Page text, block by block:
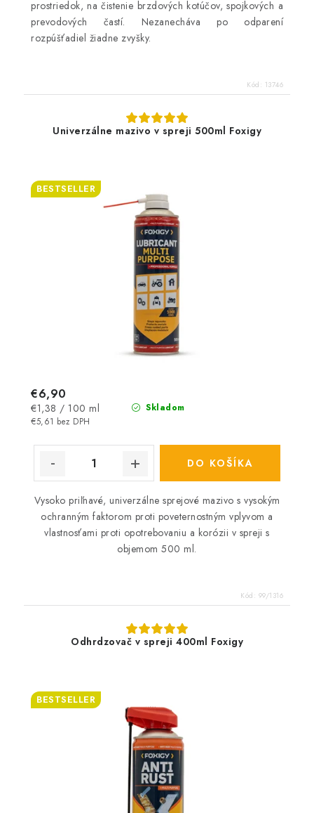
prostriedok, na čistenie brzdových kotúčov, spojkových a
prevodových častí. Nezanecháva po odparení
rozpúšťadiel žiadne zvyšky.
Kód: 13746
Univerzálne mazivo v spreji 500ml Foxigy
BESTSELLER
Skladom
€5,61 bez DPH
€6,90
Jednotková
cena:
€1,38 / 100 ml
DO KOŠÍKA
Vysoko priľnavé, univerzálne sprejové mazivo s vysokým
ochranným faktorom proti poveternostným vplyvom a
vlastnosťami proti opotrebovaniu a korózii v spreji s
objemom 500 ml.
Kód: 99/1316
Odhrdzovač v spreji 400ml Foxigy
BESTSELLER